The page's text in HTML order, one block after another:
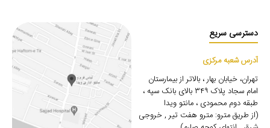
دسترسی سریع
آدرس شعبه مرکزی
تهران، خیابان بهار ، بالاتر از بیمارستان
امام سجاد پلاک ۳۴۹ بالای بانک سپه ،
طبقه دوم محمودی ، مانتو ویدا
(از طریق مترو: مترو هفت تیر , خروجی